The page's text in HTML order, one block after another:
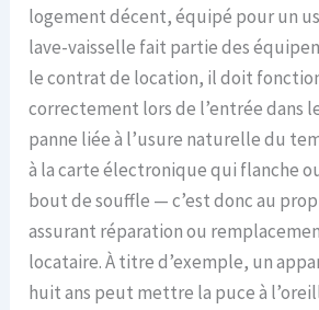
logement décent, équipé pour un
lave-vaisselle fait partie des
le contrat de location, il doit
correctement lors de l’entrée dans
panne liée à l’usure naturelle du
à la carte électronique qui flanche
bout de souffle — c’est donc au
assurant réparation ou
locataire. À titre d’exemple, un
huit ans peut mettre la puce à